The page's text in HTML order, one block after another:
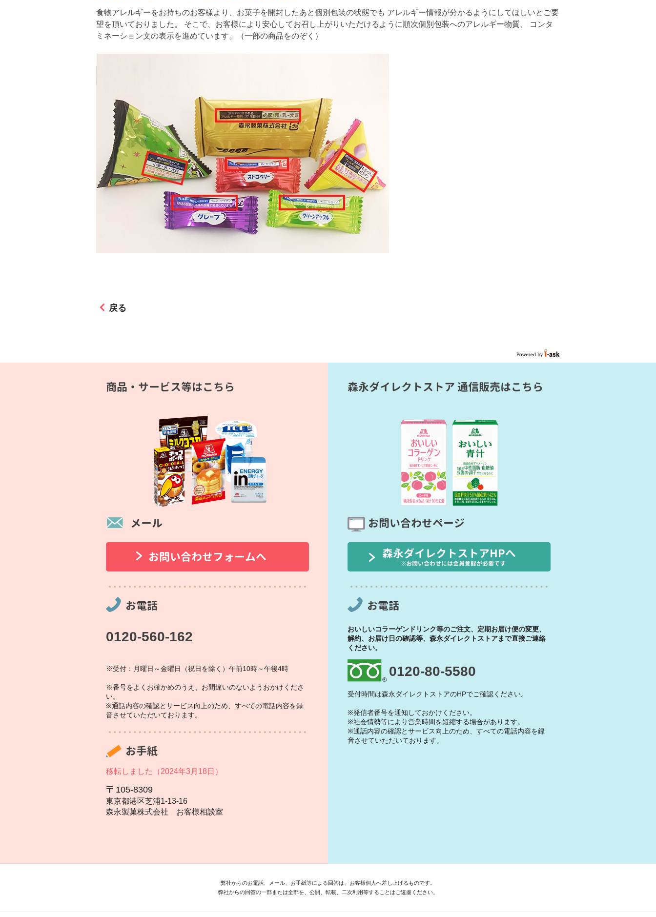
食物アレルギーをお持ちのお客様より、お菓子を開封したあと個別包装の状態でも アレルギー情報が分かるようにしてほしいとご要
望を頂いておりました。 そこで、お客様により安心してお召し上がりいただけるように順次個別包装へのアレルギー物質、 コンタ
ミネーション文の表示を進めています。（一部の商品をのぞく）
戻る
商品・サービス等はこちら
メール
お問い合わせフォームへ
お電話
0120-560-162
※受付：月曜日～金曜日（祝日を除く）午前10時～午後4時
※番号をよくお確かめのうえ、お間違いのないようおかけくださ
い。
※通話内容の確認とサービス向上のため、すべての電話内容を録
音させていただいております。
お手紙
移転しました（2024年3月18日）
105‐8309
東京都港区芝浦1‐13‐16
森永製菓株式会社 お客様相談室
森永ダイレクトストア 通信販売はこちら
お問い合わせページ
森永ダイレクトストアHPへ
※お問い合わせには会員登録が必要です
お電話
おいしいコラーゲンドリンク等のご注文、定期お届け便の変更、
解約、お届け日の確認等、森永ダイレクトストアまで直接ご連絡
ください。
0120-80-5580
受付時間は森永ダイレクトストアのHPでご確認ください。
※発信者番号を通知しておかけください。
※社会情勢等により営業時間を短縮する場合があります。
※通話内容の確認とサービス向上のため、すべての電話内容を録
音させていただいております。
弊社からのお電話、メール、お手紙等による回答は、お客様個人へ差し上げるものです。
弊社からの回答の一部または全部を、公開、転載、二次利用等することはご遠慮ください。